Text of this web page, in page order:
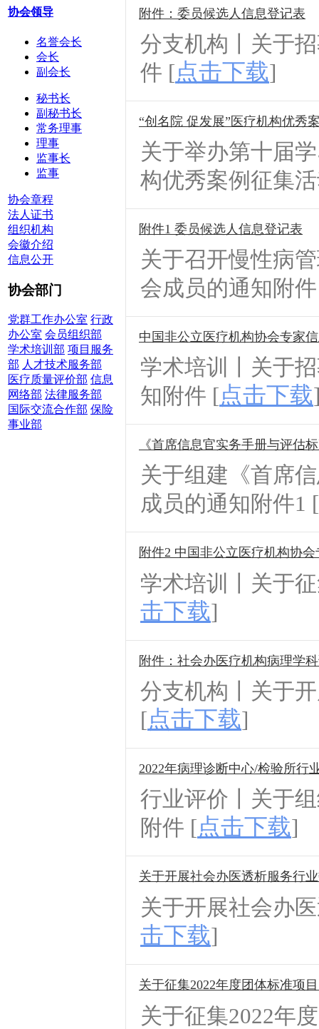
协会领导
名誉会长
会长
副会长
秘书长
副秘书长
常务理事
理事
监事长
监事
协会章程
法人证书
组织机构
会徽介绍
信息公开
协会部门
党群工作办公室 行政
办公室 会员组织部
学术培训部 项目服务
部 人才技术服务部
医疗质量评价部 信息
网络部 法律服务部
国际交流合作部 保险
事业部
附件：委员候选人信息登记表
分支机构丨关于
件 [点击下载]
“创名院 促发展”医疗机构优秀
关于举办第十届
构优秀案例征集
附件1 委员候选人信息登记表
关于召开慢性病
会成员的通知附
中国非公立医疗机构协会专家
学术培训丨关于
知附件 [点击下载
《首席信息官实务手册与评估
关于组建《首席
成员的通知附件1 [
附件2 中国非公立医疗机构协
学术培训丨关于
击下载]
附件：社会办医疗机构病理学
分支机构丨关于
[点击下载]
2022年病理诊断中心/检验所行
行业评价丨关于
附件 [点击下载]
关于开展社会办医透析服务行
关于开展社会办
击下载]
关于征集2022年度团体标准项
关于征集2022年